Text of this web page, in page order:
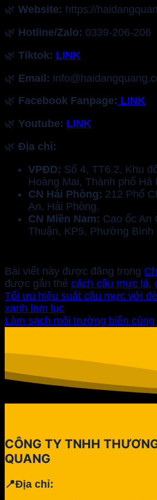
🌿 Website: https://
🌿 Hotline/Zalo: 0339-206-206
🌿 Tiktok: LINK
🌿 Email:
🌿 Facebook Fanpage: LINK
🌿 Youtube: LINK
🌿 Địa chỉ:
VPĐD: Số 4, TT6.2, Khu
Hoàng Mai, Thành phố Hà
CN Hải Phòng: 212 Phố
An, Hải Phòng.
CN Miền Nam: Cao ốc
Thuận, KP5, Phường Bình
Bài viết này được đăng trong
được gắn thẻ cách câu mực lá,
Tối ưu hiệu suất câu mực với
xanh lam lục
Làm sạch môi trường biển
CÔNG TY TNHH
QUANG
📍Địa chỉ: